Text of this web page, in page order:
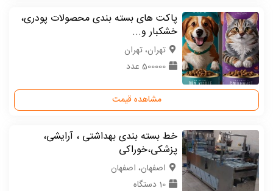
پاکت های بسته بندی محصولات پودری،
خشکبار و...
تهران، تهران
500000 عدد
مشاهده قیمت
خط بسته بندی بهداشتی ، آرایشی،
پزشکی،خوراکی
اصفهان، اصفهان
10 دستگاه